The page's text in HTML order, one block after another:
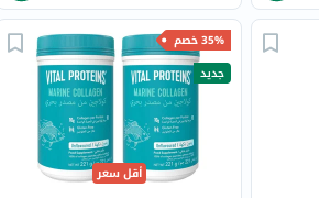
35% خصم
جديد
أقل سعر